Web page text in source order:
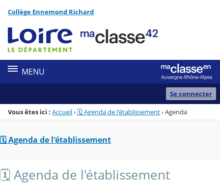
Menu de la rubrique
Contenu
Collège Ennemond Richard
MENU
Se connecter
Vous êtes ici : Accueil›🗓️ Agenda de l'établissement›Agenda
🗓️ Agenda de l'établissement
🗓️ Agenda de l'établissement